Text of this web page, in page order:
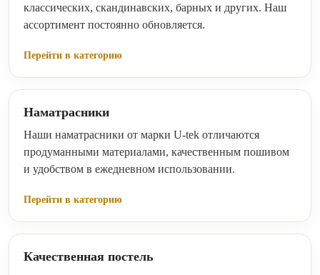
классических, скандинавских, барных и других. Наш
ассортимент постоянно обновляется.
Перейти в категорию
Наматрасники
Наши наматрасники от марки U-tek отличаются
продуманными материалами, качественным пошивом
и удобством в ежедневном использовании.
Перейти в категорию
Качественная постель